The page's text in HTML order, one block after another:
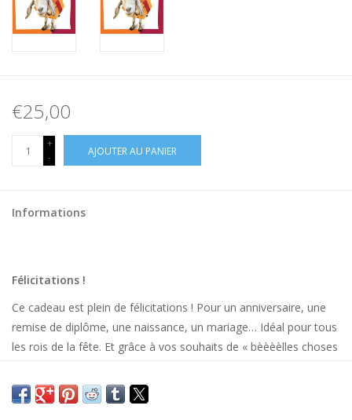
€25,00
+
-
AJOUTER AU PANIER
Informations
Félicitations !
Ce cadeau est plein de félicitations ! Pour un anniversaire, une
remise de diplôme, une naissance, un mariage… Idéal pour tous
les rois de la fête. Et grâce à vos souhaits de « bèèèèlles choses